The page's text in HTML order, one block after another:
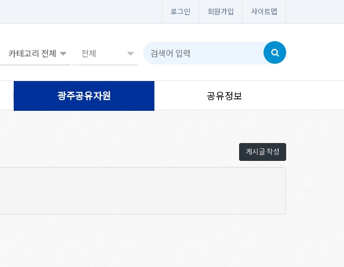
로그인 회원가입 사이트맵
광주공유자원 공유정보
게시글 작성